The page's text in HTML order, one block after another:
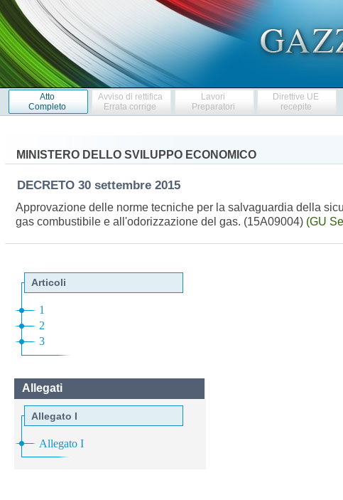
Atto
Completo
Avviso di rettifica
Errata corrige
Lavori
Preparatori
Direttive UE
recepite
MINISTERO DELLO SVILUPPO ECONOMICO
DECRETO 30 settembre 2015
Approvazione delle norme tecniche per la salvaguardia della
gas combustibile e all'odorizzazione del gas. (15A09004) (GU